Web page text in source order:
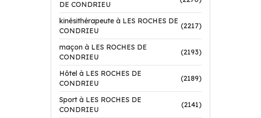
DE CONDRIEU
kinésithérapeute à LES ROCHES DE
CONDRIEU
(2217)
maçon à LES ROCHES DE
CONDRIEU
(2193)
Hôtel à LES ROCHES DE
CONDRIEU
(2189)
Sport à LES ROCHES DE
CONDRIEU
(2141)